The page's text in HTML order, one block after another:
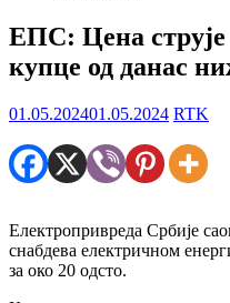
ЕПС: Цена струје
купце од данас
01.05.202401.05.2024 RTK
Електропривреда Србије
снабдева електричном
за око 20 одсто.